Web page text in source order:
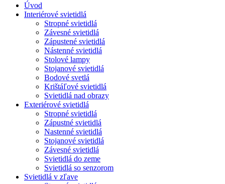
Úvod
Interiérové svietidlá
Stropné svietidlá
Závesné svietidlá
Zápustené svietidlá
Nástenné svietidlá
Stolové lampy
Stojanové svietidlá
Bodové svetlá
Krištáľové svietidlá
Svietidlá nad obrazy
Exteriérové svietidlá
Stropné svietidlá
Zápustné svietidlá
Nastenné svietidlá
Stojanové svietidlá
Závesné svietidlá
Svietidlá do zeme
Svietidlá so senzorom
Svietidlá v zľave